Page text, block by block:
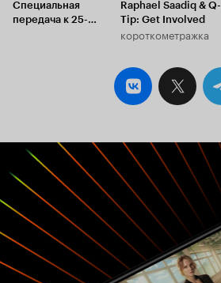
Специальная
передача к 25-
Raphael Saadiq & Q-
Tip: Get Involved
короткометражка